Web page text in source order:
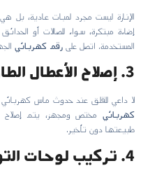
الإنارة ليست مجرد لمبات عادية، بل
إضاءة مبتكرة، سواء للصالات أو الحدائق
المستخدمة. اتصل علىرقم كهربائي
لا داعي للقلق عند حدوث ماس كهربائي
كهربائيمختص ومجهز، يتم إصلاح
طبيعتها دون تأخير.